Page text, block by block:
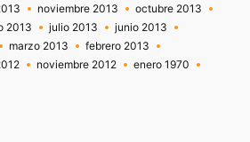
noviembre 2013
octubre 2013
2013 julio 2013
junio 2013
marzo 2013
febrero 2013
noviembre 2012
enero 1970